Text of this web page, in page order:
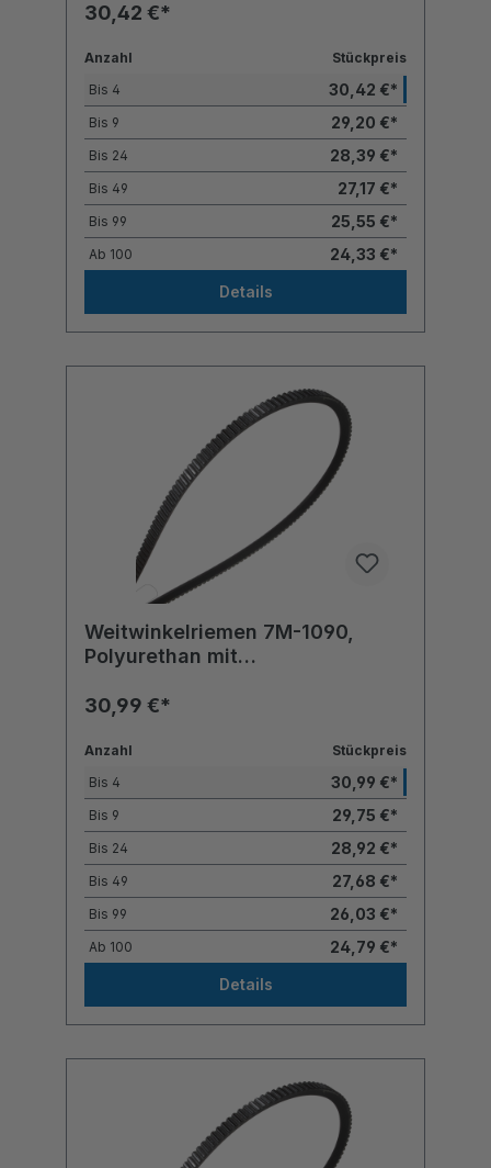
30,42 €*
Anzahl
Stückpreis
Bis 4 30,42 €*
Bis 9 29,20 €*
Bis 24 28,39 €*
Bis 49 27,17 €*
Bis 99 25,55 €*
Ab 100
24,33 €*
Details
Weitwinkelriemen 7M-1090,
Polyurethan mit
30,99 €*
Anzahl
Stückpreis
Bis 4 30,99 €*
Bis 9 29,75 €*
Bis 24 28,92 €*
Bis 49 27,68 €*
Bis 99 26,03 €*
Ab 100
24,79 €*
Details